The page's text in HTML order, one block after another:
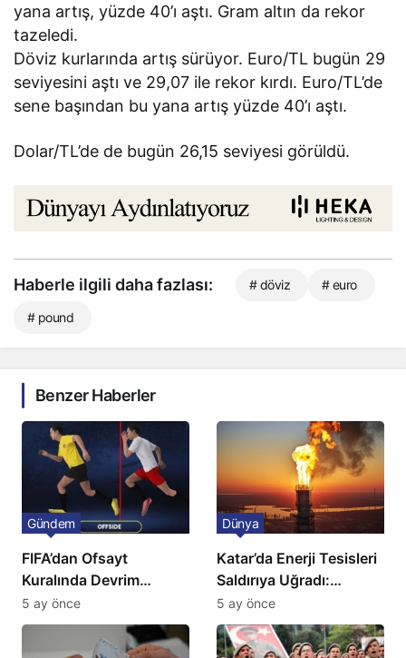
yana artış, yüzde 40’ı aştı. Gram altın da rekor
tazeledi.
Döviz kurlarında artış sürüyor. Euro/TL bugün 29
seviyesini aştı ve 29,07 ile rekor kırdı. Euro/TL’de
sene başından bu yana artış yüzde 40’ı aştı.
Dolar/TL’de de bugün 26,15 seviyesi görüldü.
Haberle ilgili daha fazlası: # döviz # euro
# pound
Benzer Haberler
FIFA’dan Ofsayt
Kuralında Devrim
Niteliğinde Onay
Gündem
5 ay önce
Katar’da Enerji Tesisleri
Saldırıya Uğradı:
Avrupa’da Doğalgaz
Fiyatlarında Sert Artış
Dünya
5 ay önce